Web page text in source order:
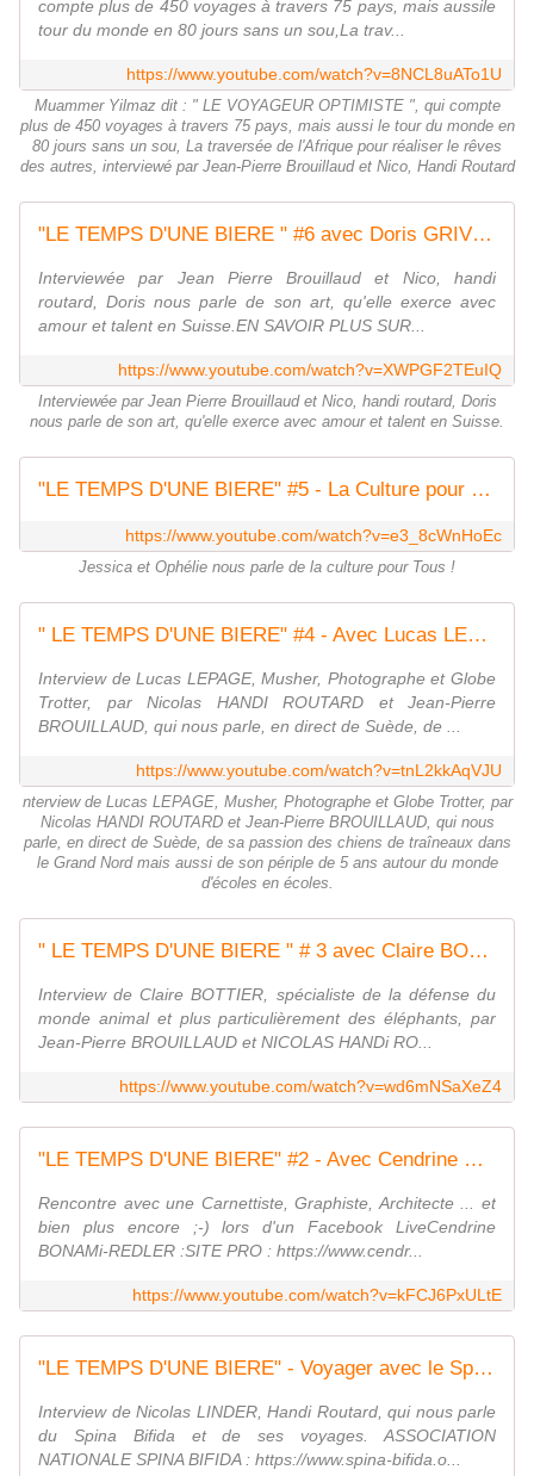
compte plus de 450 voyages à travers 75 pays, mais aussile
tour du monde en 80 jours sans un sou,La trav...
https://www.youtube.com/watch?v=8NCL8uATo1U
Muammer Yilmaz dit : " LE VOYAGEUR OPTIMISTE ", qui compte
plus de 450 voyages à travers 75 pays, mais aussi le tour du monde en
80 jours sans un sou, La traversée de l'Afrique pour réaliser le rêves
des autres, interviewé par Jean-Pierre Brouillaud et Nico, Handi Routard
"LE TEMPS D'UNE BIERE " #6 avec Doris GRIVEL, Céramiste -
Interviewée par Jean Pierre Brouillaud et Nico, handi
routard, Doris nous parle de son art, qu'elle exerce avec
amour et talent en Suisse.EN SAVOIR PLUS SUR...
https://www.youtube.com/watch?v=XWPGF2TEuIQ
Interviewée par Jean Pierre Brouillaud et Nico, handi routard, Doris
nous parle de son art, qu'elle exerce avec amour et talent en Suisse.
"LE TEMPS D'UNE BIERE" #5 - La Culture pour tous - Avec Ophélie Brisset, Jessica Le Pape
https://www.youtube.com/watch?v=e3_8cWnHoEc
Jessica et Ophélie nous parle de la culture pour Tous !
" LE TEMPS D'UNE BIERE" #4 - Avec Lucas LEPAGE
Interview de Lucas LEPAGE, Musher, Photographe et Globe
Trotter, par Nicolas HANDI ROUTARD et Jean-Pierre
BROUILLAUD, qui nous parle, en direct de Suède, de ...
https://www.youtube.com/watch?v=tnL2kkAqVJU
nterview de Lucas LEPAGE, Musher, Photographe et Globe Trotter, par
Nicolas HANDI ROUTARD et Jean-Pierre BROUILLAUD, qui nous
parle, en direct de Suède, de sa passion des chiens de traîneaux dans
le Grand Nord mais aussi de son périple de 5 ans autour du monde
d'écoles en écoles.
" LE TEMPS D'UNE BIERE " # 3 avec Claire BOTTIER
Interview de Claire BOTTIER, spécialiste de la défense du
monde animal et plus particulièrement des éléphants, par
Jean-Pierre BROUILLAUD et NICOLAS HANDi RO...
https://www.youtube.com/watch?v=wd6mNSaXeZ4
"LE TEMPS D'UNE BIERE" #2 - Avec Cendrine BONAMI-REDLER
Rencontre avec une Carnettiste, Graphiste, Architecte ... et
bien plus encore ;-) lors d'un Facebook LiveCendrine
BONAMi-REDLER :SITE PRO : https://www.cendr...
https://www.youtube.com/watch?v=kFCJ6PxULtE
"LE TEMPS D'UNE BIERE" - Voyager avec le Spina Bifida avec Nicolas LINDER
Interview de Nicolas LINDER, Handi Routard, qui nous parle
du Spina Bifida et de ses voyages. ASSOCIATION
NATIONALE SPINA BIFIDA : https://www.spina-bifida.o...